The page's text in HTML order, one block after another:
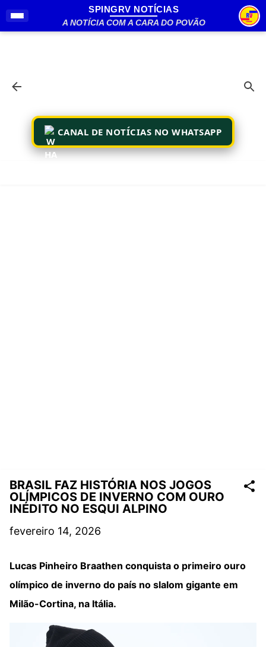
Pular para o conteúdo principal
SPINGRV NOTÍCIAS
A NOTÍCIA COM A CARA DO POVÃO
CANAL DE NOTÍCIAS NO WHATSAPP
BRASIL FAZ HISTÓRIA NOS JOGOS
OLÍMPICOS DE INVERNO COM OURO
INÉDITO NO ESQUI ALPINO
fevereiro 14, 2026
Lucas Pinheiro Braathen conquista o primeiro ouro
olímpico de inverno do país no slalom gigante em
Milão-Cortina, na Itália.